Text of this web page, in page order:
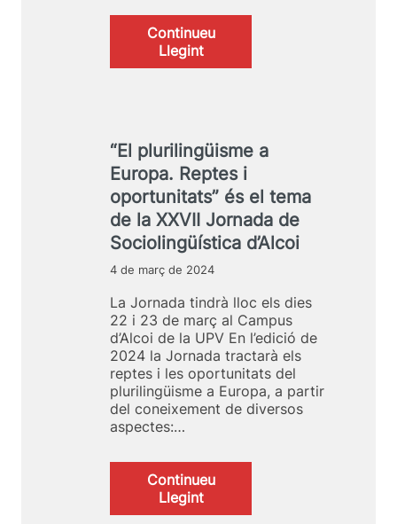
A
l
c
t
è
g
i
r
a
i
m
p
u
s
r
l
’
ú
s
d
e
a
l
e
Continueu
Llegint:
“
a
p
e
r
d
e
l
e
e
m
o
c
i
o
n
n
l
a
r
“El plurilingüisme a
Europa. Reptes i
oportunitats” és el tema
de la XXVII Jornada de
Sociolingüística d’Alcoi
4 de març de 2024
La Jornada tindrà lloc els dies
22 i 23 de març al Campus
d’Alcoi de la UPV En l’edició de
2024 la Jornada tractarà els
reptes i les oportunitats del
plurilingüisme a Europa, a partir
del coneixement de diversos
aspectes:…
Continueu
Llegint:
“